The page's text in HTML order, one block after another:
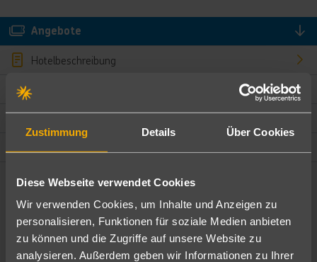
Zustimmung Details Über Cookies
Diese Webseite verwendet Cookies
Wir verwenden Cookies, um Inhalte und Anzeigen zu
personalisieren, Funktionen für soziale Medien anbieten
zu können und die Zugriffe auf unsere Website zu
analysieren. Außerdem geben wir Informationen zu Ihrer
Angebote
Hotelbeschreibung
Bewertungen
Ändere die Kriterien nach deinen Wünschen
Pauschal Nur Hotel